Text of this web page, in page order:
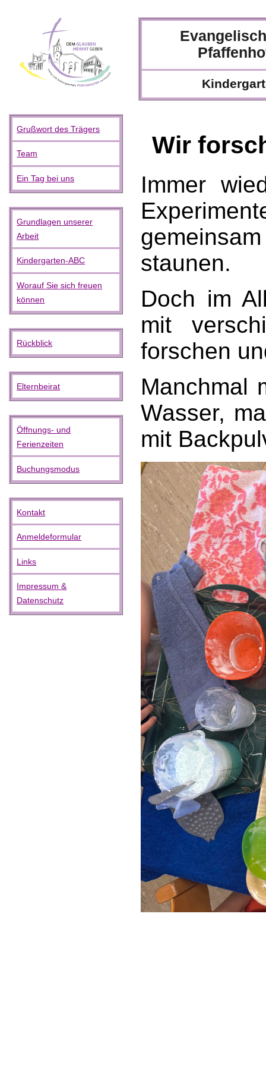
Grußwort des Trägers
Team
Ein Tag bei uns
Grundlagen unserer
Arbeit
Kindergarten-ABC
Worauf Sie sich freuen
können
Rückblick
Elternbeirat
Öffnungs- und
Ferienzeiten
Buchungsmodus
Kontakt
Anmeldeformular
Links
Impressum &
Datenschutz
Wir
Immer
staunen.
Doch im
mit
forschen
Manchmal
Wasser,
mit